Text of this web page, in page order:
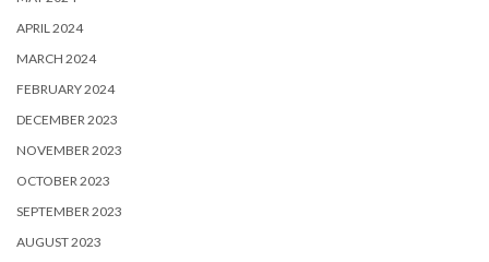
APRIL 2024
MARCH 2024
FEBRUARY 2024
DECEMBER 2023
NOVEMBER 2023
OCTOBER 2023
SEPTEMBER 2023
AUGUST 2023